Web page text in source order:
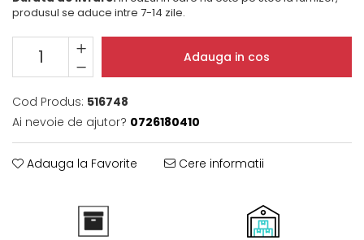
Domino( seturi modulare)
Plite cu hota integrata
produsul se aduce intre 7-14 zile.
Adauga in cos
Cod Produs: 516748
Ai nevoie de ajutor? 0726180410
Adauga la Favorite Cere informatii